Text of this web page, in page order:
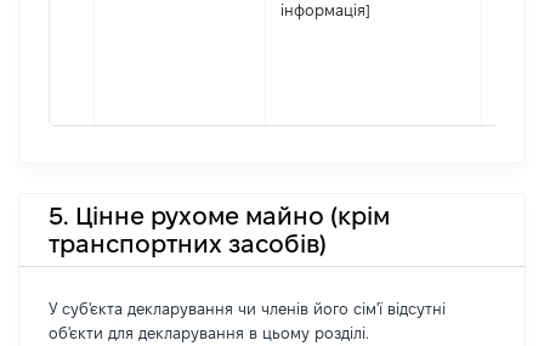
інформація]
5. Цінне рухоме майно (крім
транспортних засобів)
У суб'єкта декларування чи членів його сім'ї відсутні
об'єкти для декларування в цьому розділі.